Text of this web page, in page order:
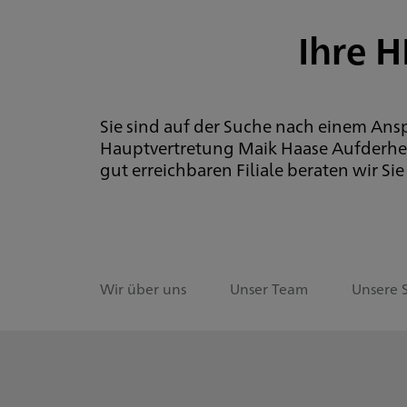
Ihre
Sie sind auf der Suche nach einem
Hauptvertretung Maik Haase
gut erreichbaren Filiale beraten wir
Wir über uns Unser Team Unsere